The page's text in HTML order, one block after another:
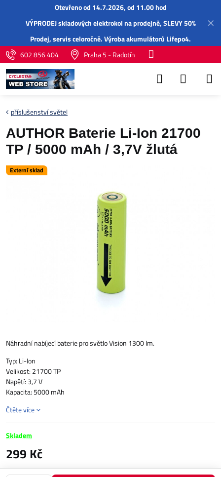
✕
Otevřeno od 14.7.2026, od 11.00 hod
VÝPRODEJ skladových elektrokol na prodejně, SLEVY 50%
Prodej,servisceloročně.Výroba akumulátorů Lifepo4.
602 856 404
Praha 5 - Radotín
Externí sklad
příslušenství světel
AUTHOR Baterie Li-Ion 21700
TP / 5000 mAh / 3,7V žlutá
Náhradní nabíjecí baterie pro světlo Vision 1300 lm.
Typ: Li-Ion
Velikost: 21700 TP
Napětí: 3,7 V
Kapacita: 5000 mAh
Čtěte více
Skladem
299 Kč